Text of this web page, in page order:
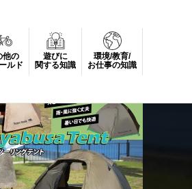
他の
ルド
遊びに
関する知識
環境/教育/
お仕事の知識